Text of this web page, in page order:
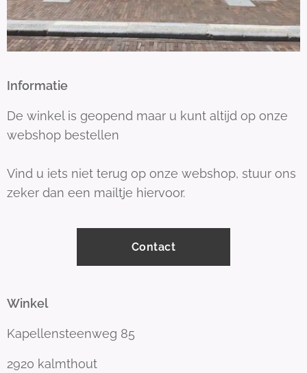
Informatie
De winkel is geopend maar u kunt altijd op onze
webshop bestellen
Vind u iets niet terug op onze webshop, stuur ons
zeker dan een mailtje hiervoor.
Contact
Winkel
Kapellensteenweg 85
2920 kalmthout